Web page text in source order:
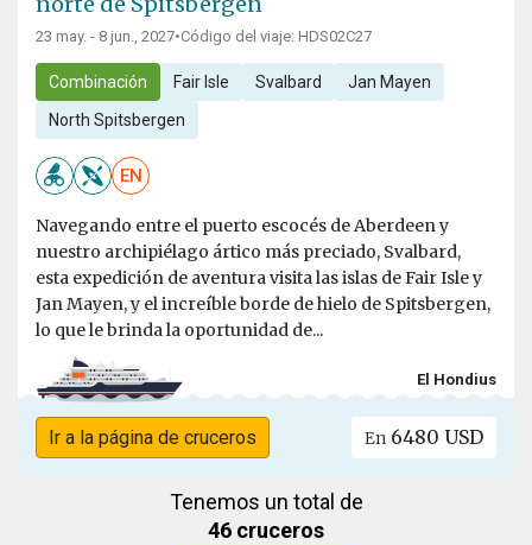
23 may. - 8 jun., 2027•Código del viaje: HDS02C27
Combinación Fair Isle Svalbard Jan Mayen
North Spitsbergen
EN
Navegando entre el puerto escocés de Aberdeen y
nuestro archipiélago ártico más preciado, Svalbard,
esta expedición de aventura visita las islas de Fair Isle y
Jan Mayen, y el increíble borde de hielo de Spitsbergen,
lo que le brinda la oportunidad de...
El Hondius
Ir a la página de cruceros En 6480 USD
Tenemos un total de
46 cruceros